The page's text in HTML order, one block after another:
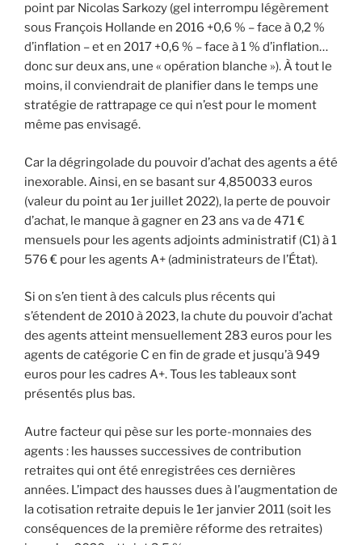
point par Nicolas Sarkozy (gel interrompu légèrement
sous François Hollande en 2016 +0,6 % – face à 0,2 %
d’inflation – et en 2017 +0,6 % – face à 1 % d’inflation…
donc sur deux ans, une « opération blanche »). À tout le
moins, il conviendrait de planifier dans le temps une
stratégie de rattrapage ce qui n’est pour le moment
même pas envisagé.
Car la dégringolade du pouvoir d’achat des agents a été
inexorable. Ainsi, en se basant sur 4,850033 euros
(valeur du point au 1er juillet 2022), la perte de pouvoir
d’achat, le manque à gagner en 23 ans va de 471 €
mensuels pour les agents adjoints administratif (C1) à 1
576 € pour les agents A+ (administrateurs de l’État).
Si on s’en tient à des calculs plus récents qui
s’étendent de 2010 à 2023, la chute du pouvoir d’achat
des agents atteint mensuellement 283 euros pour les
agents de catégorie C en fin de grade et jusqu’à 949
euros pour les cadres A+. Tous les tableaux sont
présentés plus bas.
Autre facteur qui pèse sur les porte-monnaies des
agents : les hausses successives de contribution
retraites qui ont été enregistrées ces dernières
années. L’impact des hausses dues à l’augmentation de
la cotisation retraite depuis le 1er janvier 2011 (soit les
conséquences de la première réforme des retraites)